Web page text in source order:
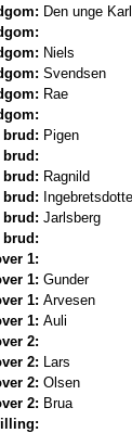
Den unge Karl
Niels
Svendsen
Rae
Pigen
brud:
brud: Ragnild
brud:
brud: Jarlsberg
brud:
1:
1: Gunder
1: Arvesen
1: Auli
2:
2: Lars
2: Olsen
2: Brua